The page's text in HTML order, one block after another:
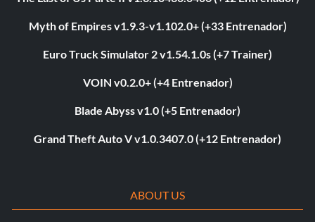
Myth of Empires v1.9.3-v1.102.0+ (+33 Entrenador)
Euro Truck Simulator 2 v1.54.1.0s (+7 Trainer)
VOIN v0.2.0+ (+4 Entrenador)
Blade Abyss v1.0 (+5 Entrenador)
Grand Theft Auto V v1.0.3407.0 (+12 Entrenador)
ABOUT US